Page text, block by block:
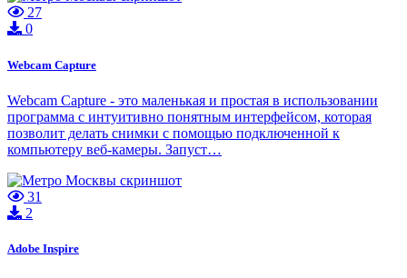
27
0
Webcam Capture
Webcam Capture - это маленькая и простая в использовании
программа с интуитивно понятным интерфейсом, которая
позволит делать снимки с помощью подключенной к
компьютеру веб-камеры. Запуст…
31
2
Adobe Inspire